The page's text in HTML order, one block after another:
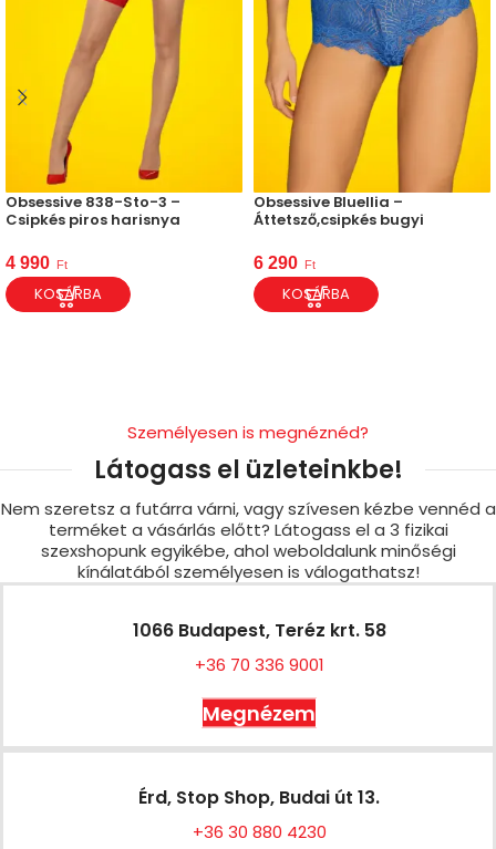
Obsessive 838-Sto-3 –
Csipkés piros harisnya
4 990 Ft
KOSÁRBA
Obsessive Bluellia –
Áttetsző,csipkés bugyi
6 290 Ft
KOSÁRBA
Személyesen is megnéznéd?
Látogass el üzleteinkbe!
Nem szeretsz a futárra várni, vagy szívesen kézbe vennéd a
terméket a vásárlás előtt? Látogass el a 3 fizikai
szexshopunk egyikébe, ahol weboldalunk minőségi
kínálatából személyesen is válogathatsz!
1066 Budapest, Teréz krt. 58
+36 70 336 9001
Megnézem
Érd, Stop Shop, Budai út 13.
+36 30 880 4230